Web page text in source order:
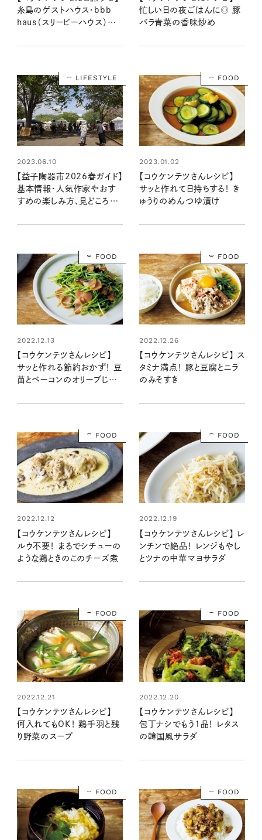
糸島のゲストハウス・bbb
haus（スリービーハウス）で
忙しい日の夜ごはんに◎ 豚
バラ青菜の香味炒め
LIFESTYLE
2023.06.10
【益子陶器市2026春ガイド】
基本情報・人気作家やおす
すめの楽しみ方、見どころを
FOOD
2023.01.02
【コウケンテツさんレシピ】
サッと作れて日持ちする！ き
ゅうりのめんつゆ漬け
FOOD
2022.12.13
【コウケンテツさんレシピ】
サッと作れる節約おかず！ 豆
苗とベーコンのオリーブじょう
FOOD
2022.12.26
【コウケンテツさんレシピ】 ス
タミナ満点！ 豚と豆腐とニラ
のみそすき
FOOD
2022.12.12
【コウケンテツさんレシピ】
ルウ不要！ まるでシチューの
ような鶏ときのこのチーズ煮
FOOD
2022.12.19
【コウケンテツさんレシピ】 レ
ンチンで絶品！ レンジもやし
とツナの中華マヨサラダ
FOOD
2022.12.21
【コウケンテツさんレシピ】
何入れてもOK！ 鶏手羽と残
り野菜のスープ
FOOD
2022.12.20
【コウケンテツさんレシピ】
包丁ナシでもう1品！ レタス
の韓国風サラダ
FOOD FOOD